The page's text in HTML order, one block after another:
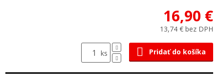
karbónová
mramorová
Vypnout filtr a zobrazit všechny barvy
16,90 €
13,74 € bez DPH
ks Pridať do košíka